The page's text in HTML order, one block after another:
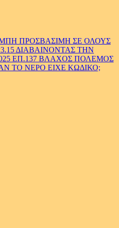
ΠΡΟΣΒΑΣΙΜΗ ΣΕ ΟΛΟΥΣ
ΔΙΑΒΑΙΝΟΝΤΑΣ ΤΗΝ
ΕΠ.137 ΒΛΑΧΟΣ ΠΟΛΕΜΟΣ
ΤΟ ΝΕΡΟ ΕΙΧΕ ΚΩΔΙΚΟ;